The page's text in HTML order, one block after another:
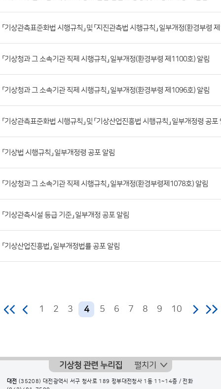
등
록
부
첨
일,
등
록
조
「기상관측표준화법 시행규칙」 및 「지진관측법 시행규칙」 일부개정(환경부령
「기상청과 그 소속기관 직제 시행규칙」 일부개정(환경부령 제1100호) 알림
「기상청과 그 소속기관 직제 시행규칙」 일부개정(환경부령 제1096호) 알림
「기상관측표준화법 시행규칙」 및 「기상산업진흥법 시행규칙」 일부개정령 공포
「기상법 시행규칙」 일부개정령 공포 알림
「기상청과 그 소속기관 직제 시행규칙」 일부개정(환경부령제1078호) 알림
「기상관측시설 등급 기준」 일부개정 공포 알림
「기상산업진흥법」 일부개정법률 공포 알림
1 2 3 4 5 6 7 8 9 10
기상청 관련 누리집 펼치기
대전 (35208) 대전광역시 서구 청사로 189 정부대전청사 1동 11~14층 / 전화